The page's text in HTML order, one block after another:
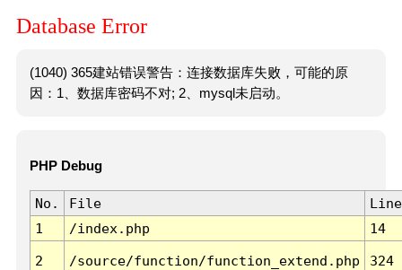
Database Error
(1040) 365建站错误警告：连接数据库失败，可能的原
因：1、数据库密码不对; 2、mysql未启动。
PHP Debug
No. File
Line
1
/index.php 14
2 /source/function/function_extend.php 324